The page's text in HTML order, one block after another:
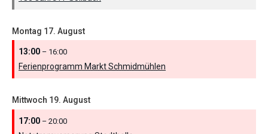
Montag 17. August
13:00 – 16:00
Ferienprogramm Markt Schmidmühlen
Mittwoch 19. August
17:00 – 20:00